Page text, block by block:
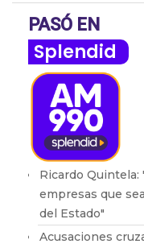
PASÓ EN
Splendid
Ricardo Quintela:
empresas que
del Estado"
Acusaciones